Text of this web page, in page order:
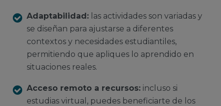
Adaptabilidad: las actividades son variadas y
se diseñan para ajustarse a diferentes
contextos y necesidades estudiantiles,
permitiendo que apliques lo aprendido en
situaciones reales.
Acceso remoto a recursos: incluso si
estudias virtual, puedes beneficiarte de los